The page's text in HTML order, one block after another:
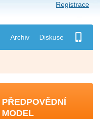
Archiv Diskuse
Registrace
PŘEDPOVĚDNÍ
MODEL